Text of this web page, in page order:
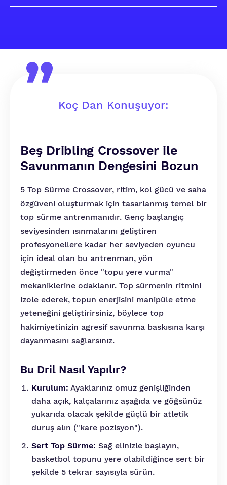
Koç Dan Konuşuyor:
Beş Dribling Crossover ile
Savunmanın Dengesini Bozun
5 Top Sürme Crossover, ritim, kol gücü ve saha
özgüveni oluşturmak için tasarlanmış temel bir
top sürme antrenmanıdır. Genç başlangıç
seviyesinden ısınmalarını geliştiren
profesyonellere kadar her seviyeden oyuncu
için ideal olan bu antrenman, yön
değiştirmeden önce "topu yere vurma"
mekaniklerine odaklanır. Top sürmenin ritmini
izole ederek, topun enerjisini manipüle etme
yeteneğini geliştirirsiniz, böylece top
hakimiyetinizin agresif savunma baskısına karşı
dayanmasını sağlarsınız.
Bu Dril Nasıl Yapılır?
Kurulum: Ayaklarınız omuz genişliğinden
daha açık, kalçalarınız aşağıda ve göğsünüz
yukarıda olacak şekilde güçlü bir atletik
duruş alın ("kare pozisyon").
Sert Top Sürme: Sağ elinizle başlayın,
basketbol topunu yere olabildiğince sert bir
şekilde 5 tekrar sayısıyla sürün.